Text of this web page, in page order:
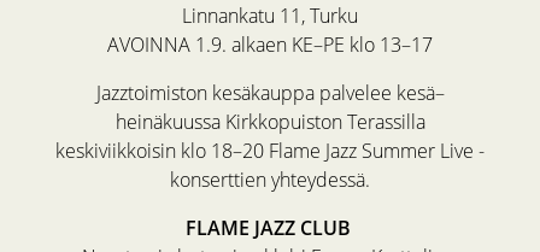
Linnankatu 11, Turku
AVOINNA 1.9. alkaen KE–PE klo 13–17
Jazztoimiston kesäkauppa palvelee kesä–
heinäkuussa Kirkkopuiston Terassilla
keskiviikkoisin klo 18–20 Flame Jazz Summer Live -
konserttien yhteydessä.
FLAME JAZZ CLUB